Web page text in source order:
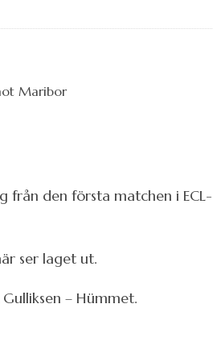
från den första matchen i ECL-
ser laget ut.
Gulliksen – Hümmet.